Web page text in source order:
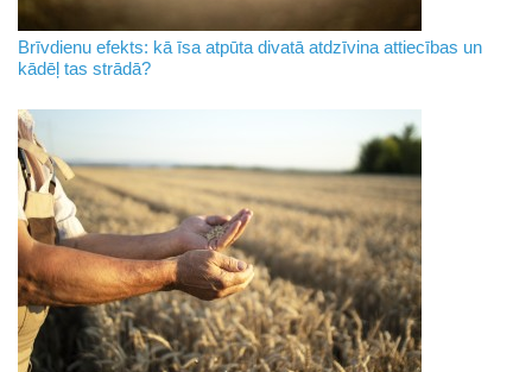
Brīvdienu efekts: kā īsa atpūta divatā atdzīvina attiecības un
kādēļ tas strādā?